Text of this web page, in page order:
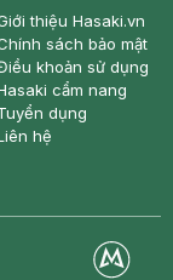
thiệu Hasaki.vn
sách bảo mật
khoản sử dụng
cẩm nang
dụng
hệ